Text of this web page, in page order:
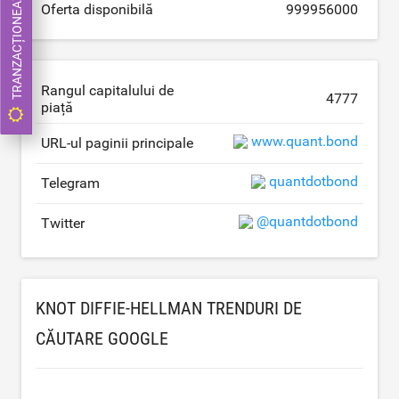
Oferta disponibilă 999956000
Rangul capitalului de
piață
4777
URL-ul paginii principale www.quant.bond
Telegram quantdotbond
Twitter @quantdotbond
KNOT DIFFIE-HELLMAN TRENDURI DE
CĂUTARE GOOGLE